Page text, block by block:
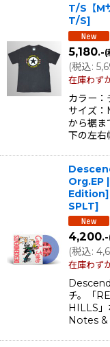
T/S【M
T/S]
5,180.-(
(税込:
在庫わず
カラー
サイズ：
から裾ま
下の左右
Org.EP
Edition]
SPLT]
4,200.-
(税込:
在庫わず
チ。「
HILLS」
Notes &